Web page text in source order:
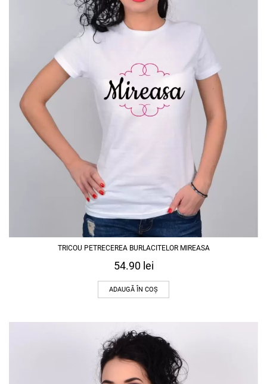
TRICOU PETRECEREA BURLACITELOR MIREASA
54.90 lei
ADAUGĂ ÎN COȘ